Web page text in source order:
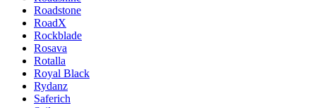
Roadstone
RoadX
Rockblade
Rosava
Rotalla
Royal Black
Rydanz
Saferich